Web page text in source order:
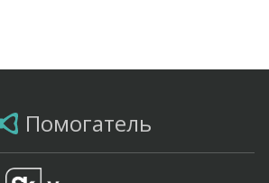
Помогатель